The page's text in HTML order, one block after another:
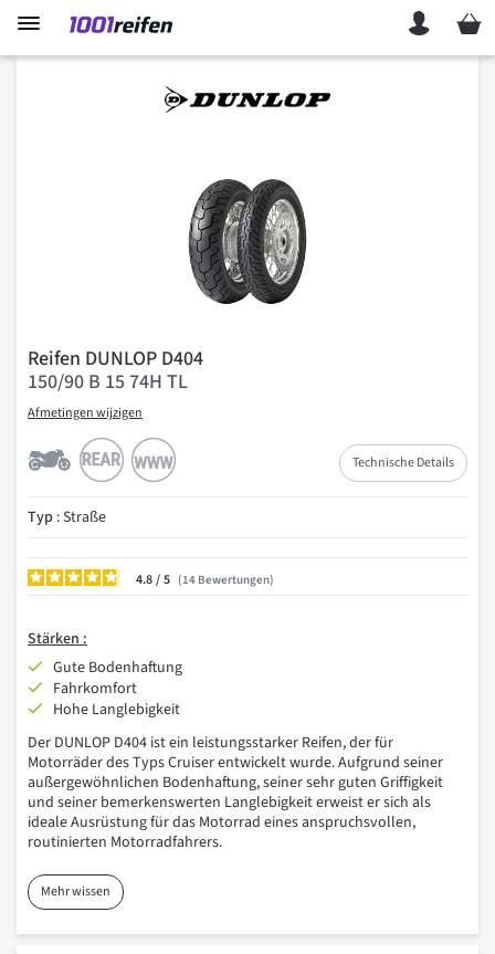
Mein
Reifen DUNLOP D404
150/90 B 15 74H TL
Afmetingen wijzigen
Technische Details
Typ : Straße
4.8/ 14 Bewertungen
Stärken :
Gute Bodenhaftung
Fahrkomfort
Hohe Langlebigkeit
Der DUNLOP D404 ist ein leistungsstarker Reifen, der für
Motorräder des Typs Cruiser entwickelt wurde. Aufgrund seiner
außergewöhnlichen Bodenhaftung, seiner sehr guten Griffigkeit
und seiner bemerkenswerten Langlebigkeit erweist er sich als
ideale Ausrüstung für das Motorrad eines anspruchsvollen,
routinierten Motorradfahrers.
Mehr wissen